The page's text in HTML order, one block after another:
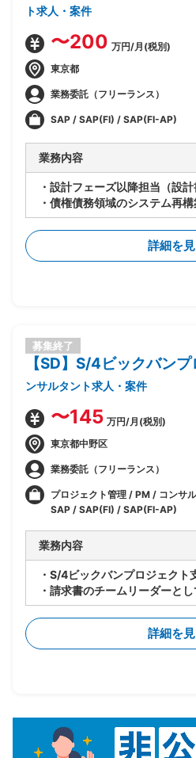
ト求人・案件
〜200 万円/月(税別)
東京都
業務委託（フリーランス）
SAP / SAP(FI) / SAP(FI-AP)
業務内容
・設計フェーズ以降担当（設計
・債権債務領域のシステム再
・ドキュメント作成
詳細を
募集終了
【SD】S/4ビックバン
ンサルタント求人・案件
〜145 万円/月(税別)
東京都中野区
業務委託（フリーランス）
プロジェクト管理 / PM / コンサ
SAP / SAP(FI) / SAP(FI-AP)
業務内容
・S/4ビックバンプロジェクト
・請求書のチームリーダーと
・お客様や他チームとの折衝
・各種管理業務(リソース、進
詳細を